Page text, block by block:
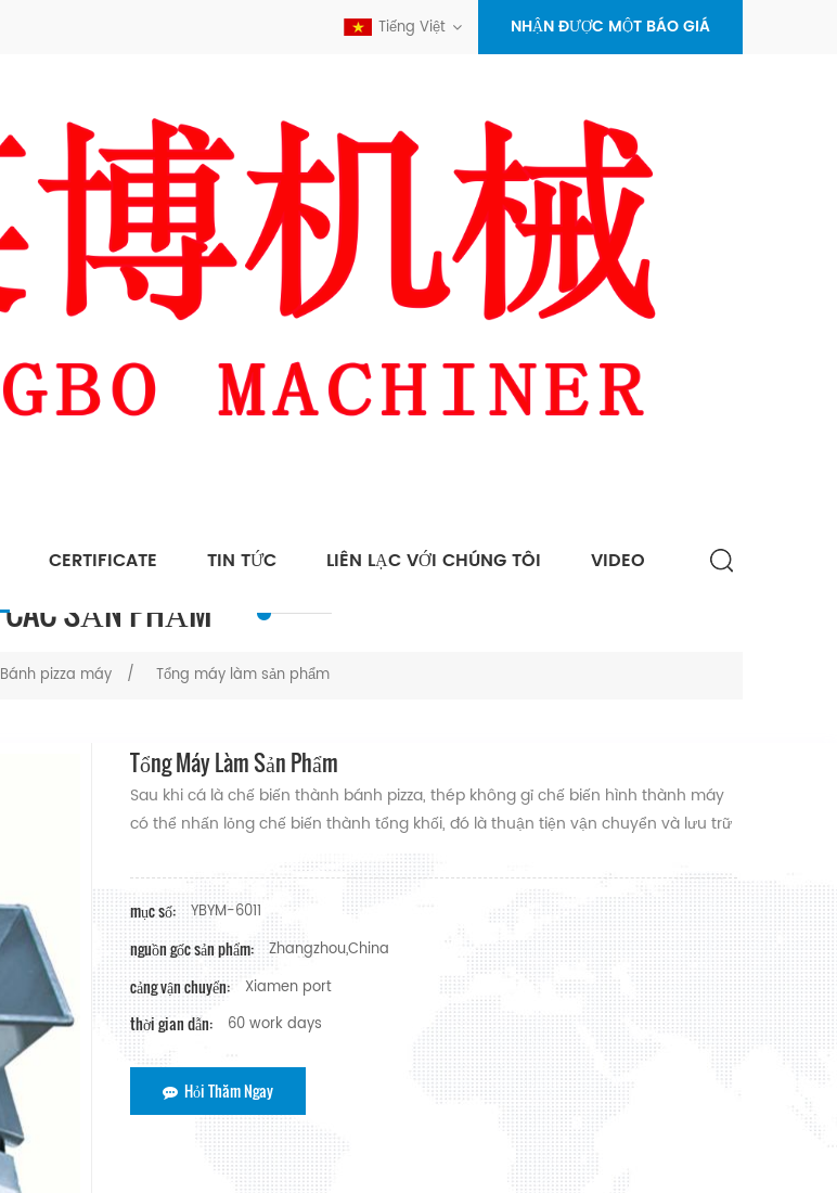
Tiếng Việt NHẬN ĐƯỢC MỘT BÁO GIÁ
CERTIFICATE TIN TỨC LIÊN LẠC VỚI CHÚNG TÔI VIDEO
CÁC SẢN PHẨM
Bánh pizza máy / Tổng máy làm sản phẩm
Tổng Máy Làm Sản Phẩm
Sau khi cá là chế biến thành bánh pizza, thép không gỉ chế biến hình thành máy
có thể nhấn lỏng chế biến thành tổng khối, đó là thuận tiện vận chuyển và lưu trữ
mục số: YBYM-6011
nguồn gốc sản phẩm:
Zhangzhou,China
cảng vận chuyển:
Xiamen port
thời gian dẫn:
60 work days
Hỏi Thăm Ngay